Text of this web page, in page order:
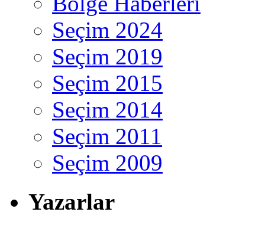
Seçim 2024
Seçim 2019
Seçim 2015
Seçim 2014
Seçim 2011
Seçim 2009
Yazarlar